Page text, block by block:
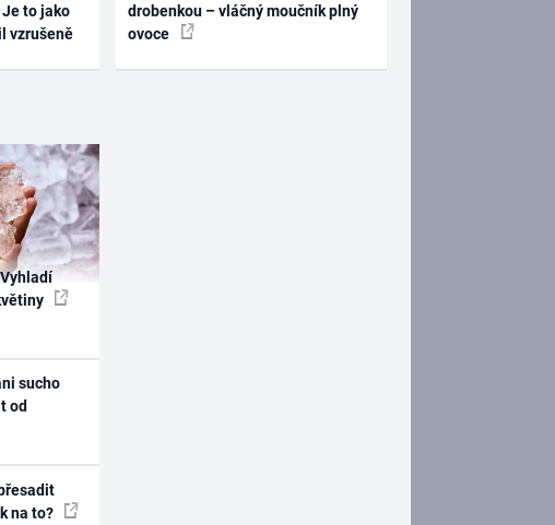
to jako
vzrušeně
drobenkou – vláčný moučník plný
ovoce
sucho
od
na to?